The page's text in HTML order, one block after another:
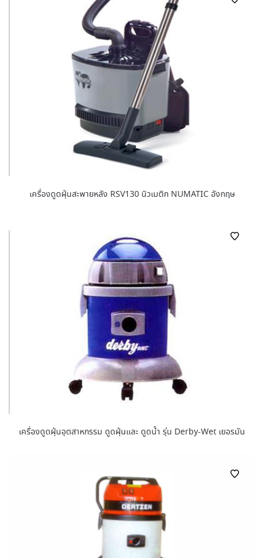
เครื่องดูดฝุ่นสะพายหลัง RSV130 นิวเมติก NUMATIC อังกฤษ
เครื่องดูดฝุ่นอุตสาหกรรม ดูดฝุ่นและ ดูดน้ำ รุ่น Derby-Wet เยอรมัน